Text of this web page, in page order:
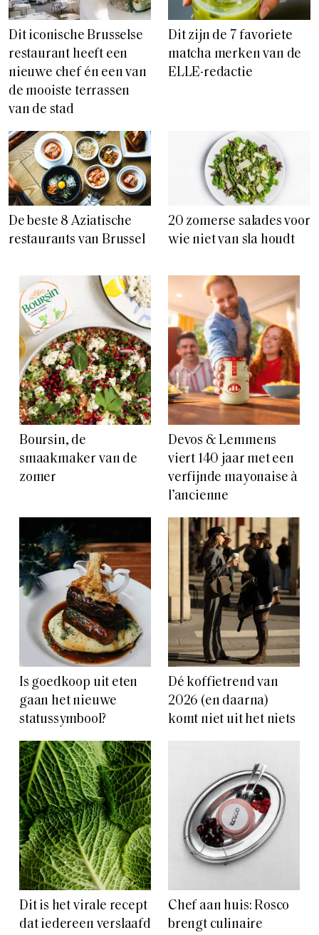
Dit iconische Brusselse
restaurant heeft een
nieuwe chef én een van
de mooiste terrassen
van de stad
Dit zijn de 7 favoriete
matcha merken van de
ELLE-redactie
De beste 8 Aziatische
restaurants van Brussel
20 zomerse salades voor
wie niet van sla houdt
Boursin, de
smaakmaker van de
zomer
Devos & Lemmens
viert 140 jaar met een
verfijnde mayonaise à
l’ancienne
Is goedkoop uit eten
gaan het nieuwe
statussymbool?
Dé koffietrend van
2026 (en daarna)
komt niet uit het niets
Dit is het virale recept
dat iedereen verslaafd
Chef aan huis: Rosco
brengt culinaire